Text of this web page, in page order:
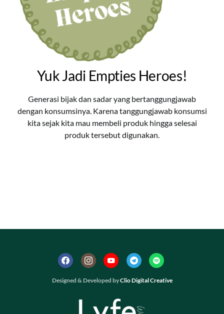
Yuk Jadi Empties Heroes!
Generasi bijak dan sadar yang bertanggungjawab
dengan konsumsinya. Karena tanggungjawab konsumsi
kita sejak kita mau membeli produk hingga selesai
produk tersebut digunakan.
Designed & Developed byClio Digital Creative